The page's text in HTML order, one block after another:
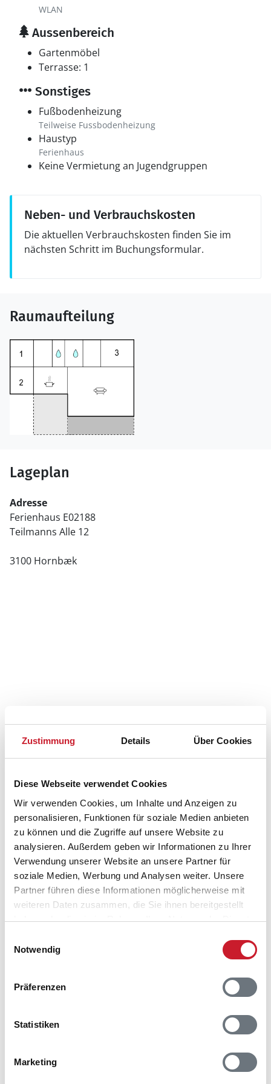
Zustimmung Details Über Cookies
Diese Webseite verwendet Cookies
Wir verwenden Cookies, um Inhalte und Anzeigen zu
personalisieren, Funktionen für soziale Medien anbieten
zu können und die Zugriffe auf unsere Website zu
analysieren. Außerdem geben wir Informationen zu Ihrer
Verwendung unserer Website an unsere Partner für
soziale Medien, Werbung und Analysen weiter. Unsere
Partner führen diese Informationen möglicherweise mit
weiteren Daten zusammen, die Sie ihnen bereitgestellt
haben oder die sie im Rahmen Ihrer Nutzung der Dienste
Notwendig
Präferenzen
Statistiken
Marketing
WLAN
Aussenbereich
Gartenmöbel
Terrasse: 1
Sonstiges
Fußbodenheizung
Teilweise Fussbodenheizung
Haustyp
Ferienhaus
Keine Vermietung an Jugendgruppen
Neben- und Verbrauchskosten
Die aktuellen Verbrauchskosten finden Sie im
nächsten Schritt im Buchungsformular.
Raumaufteilung
Lageplan
Adresse
Ferienhaus E02188
Teilmanns Alle 12
3100 Hornbæk
Belegungskalender
Reisedauer auswählen
Anzahl Reisende auswählen
Anreisetag im Belegungskalender anklicken
Sie bekommen Verfügbarkeit und Preis angezeigt
Reisedauer
Bitte beachten Sie, dass sich bei Änderungen des
Hausbeschreibung und/oder der Ausstattung ergeben
frei gewählter Zeitraum
2026 1 10 11
12
S